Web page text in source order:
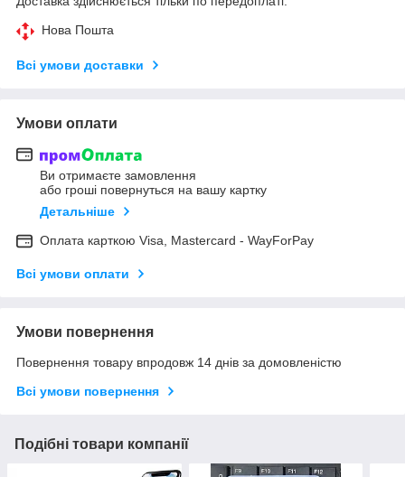
Нова Пошта
Всі умови доставки
Умови оплати
Ви отримаєте замовлення
або гроші повернуться на вашу картку
Детальніше
Оплата карткою Visa, Mastercard - WayForPay
Всі умови оплати
Умови повернення
Повернення товару впродовж 14 днів за домовленістю
Всі умови повернення
Подібні товари компанії